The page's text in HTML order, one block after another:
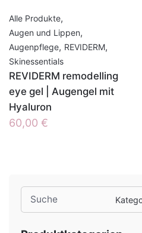
Search
for
Alle Produkte,
Augen und Lippen,
Augenpflege, REVIDERM,
Skinessentials
REVIDERM remodelling
eye gel | Augengel mit
Hyaluron
60,00 €